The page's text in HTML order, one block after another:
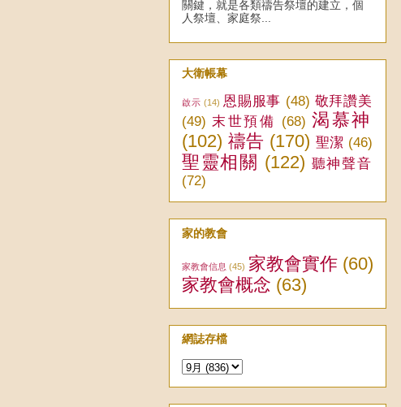
關鍵，就是各類禱告祭壇的建立，個
人祭壇、家庭祭...
大衛帳幕
啟示 (14) 恩賜服事 (48) 敬拜讚美
(49) 末世預備 (68) 渴慕神
(102) 禱告 (170) 聖潔 (46)
聖靈相關 (122) 聽神聲音
(72)
家的教會
家教會信息 (45) 家教會實作 (60)
家教會概念 (63)
網誌存檔